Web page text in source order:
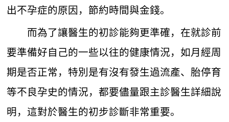
出不孕症的原因，節約時間與金錢。
而為了讓醫生的初診能夠更準確，在就診前
要準備好自己的一些以往的健康情況，如月經周
期是否正常，特別是有沒有發生過流產、胎停育
等不良孕史的情況，都要儘量跟主診醫生詳細說
明，這對於醫生的初步診斷非常重要。